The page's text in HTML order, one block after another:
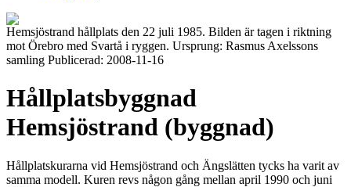
Hemsjöstrand hållplats den 22 juli 1985. Bilden är tagen i riktning
mot Örebro med Svartå i ryggen. Ursprung: Rasmus Axelssons
samling Publicerad: 2008-11-16
Hållplatsbyggnad
Hemsjöstrand (byggnad)
Hållplatskurarna vid Hemsjöstrand och Ängslätten tycks ha varit av
samma modell. Kuren revs någon gång mellan april 1990 och juni